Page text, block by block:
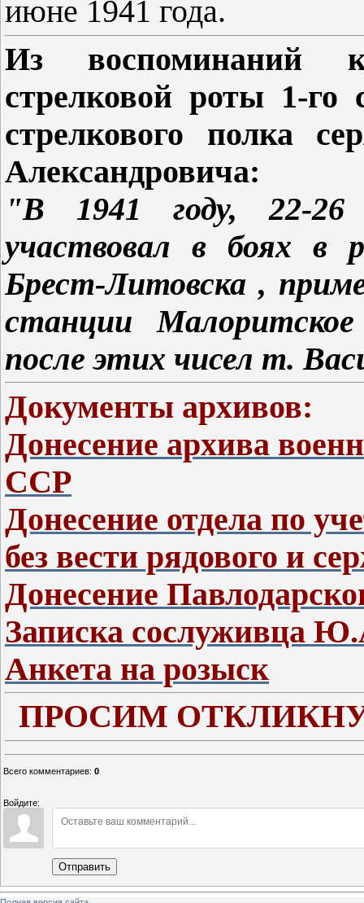
июне 1941 года.
Из воспоминаний
стрелковой роты 1-го
стрелкового полка
Александровича:
"В 1941 году, 22-
участвовал в боях в
Брест-Литовска ,
станции
после этих чисел т.
Документы архивов:
Донесение архива
ССР
Донесение отдела по
без вести рядового и
Донесение
Записка сослуживца
Анкета на розыск
ПРОСИМ
Всего комментариев: 0
Войдите:
Отправить